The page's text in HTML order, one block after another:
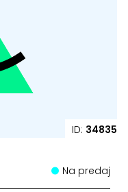
ID: 34835
Na predaj